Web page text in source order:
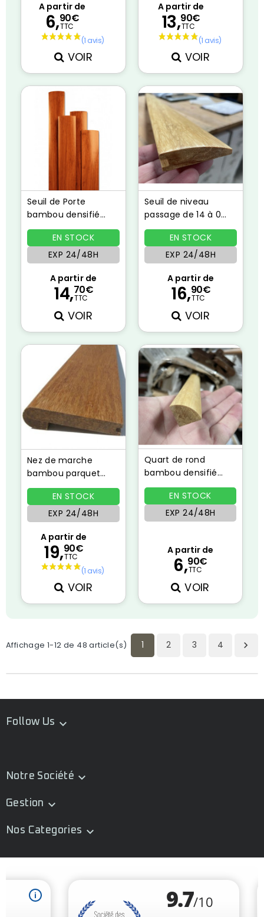
(1 avis)
A partir de
6,90€
TTC
VOIR
A partir de
13,90€
TTC
VOIR
Seuil de Porte
bambou densifié
ambre light
EN STOCK
EXP 24/48H
A partir de
14,70€
TTC
VOIR
Seuil de niveau
passage de 14 à 0
mm STRAND WOVEN
NATURELEN STOCK
EXP 24/48H
A partir de
16,90€
TTC
VOIR
Nez de marche
bambou parquet
densifié ambre
EN STOCK
EXP 24/48H
A partir de
19,90€
TTC
VOIR
Quart de rond
bambou densifié
Naturel
EN STOCK
EXP 24/48H
A partir de
6,90€
TTC
VOIR
Affichage 1-12 de 48 article(s) 1 2 3 4 
Follow Us 
Notre Société 
Gestion 
Nos Categories 